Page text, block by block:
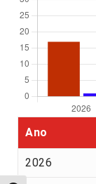
Ano
2026